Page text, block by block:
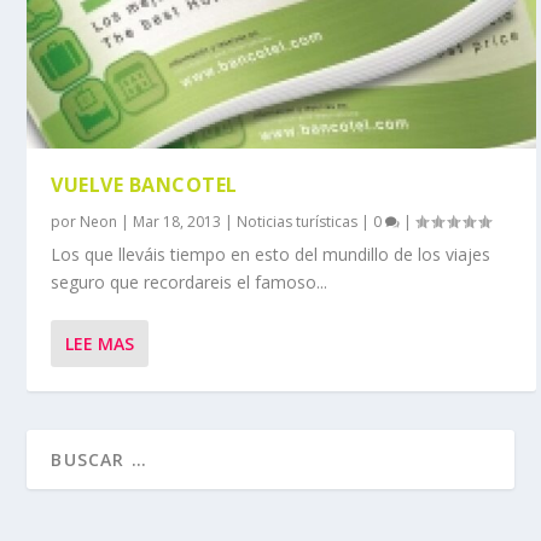
VUELVE BANCOTEL
por Neon | Mar 18, 2013 | Noticias turísticas | 0 |
Los que lleváis tiempo en esto del mundillo de los viajes
seguro que recordareis el famoso...
LEE MAS